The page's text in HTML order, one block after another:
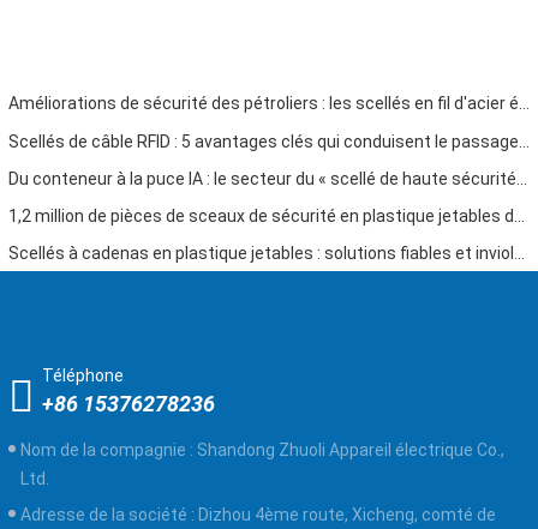
Améliorations de sécurité des pétroliers : les scellés en fil d'acier évoluent des verrous physiques aux justificatifs de traçabilité
Scellés à cadenas en plastique jetables : solutions fiables et inviolables pour la gestion de la chaîne d'approvisionnement mondiale
Téléphone
+86 15376278236
Nom de la compagnie : Shandong Zhuoli Appareil électrique Co.,
Ltd.
Adresse de la société : Dizhou 4ème route, Xicheng, comté de